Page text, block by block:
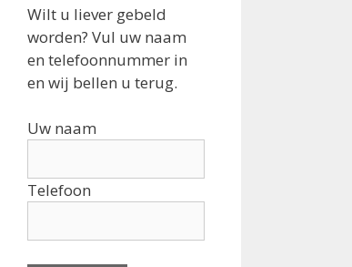
Wilt u liever gebeld
worden? Vul uw naam
en telefoonnummer in
en wij bellen u terug.
Uw naam
Telefoon